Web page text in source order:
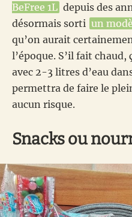
BeFree 1L depuis des
désormais sorti un
qu’on aurait
l’époque. S’il fait
avec 2-3 litres d’eau
permettra de faire le
aucun risque.
Snacks ou